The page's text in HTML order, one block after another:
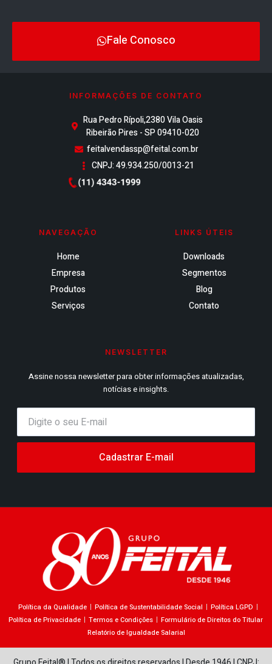
Fale Conosco
INFORMAÇÕES DE CONTATO
Rua Pedro Rípoli,2380 Vila Oasis
Ribeirão Pires - SP 09410-020
feitalvendassp@feital.com.br
CNPJ: 49.934.250/0013-21
NAVEGAÇÃO
Home
Empresa
Produtos
Serviços
LINKS ÚTEIS
Downloads
Segmentos
Blog
Contato
NEWSLETTER
Assine nossa newsletter para obter informações atualizadas,
notícias e insights.
Cadastrar E-mail
Política da Qualidade Política de Sustentabilidade Social
Política LGPD
Política de Privacidade
Termos e Condições
Formulário de Direitos do Titular
Relatório de Igualdade Salarial